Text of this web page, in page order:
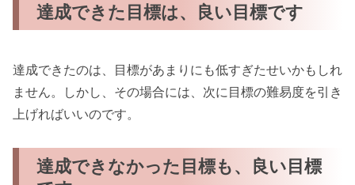
達成できた目標は、良い目標です
達成できたのは、目標があまりにも低すぎたせいかもしれ
ません。しかし、その場合には、次に目標の難易度を引き
上げればいいのです。
達成できなかった目標も、良い目標